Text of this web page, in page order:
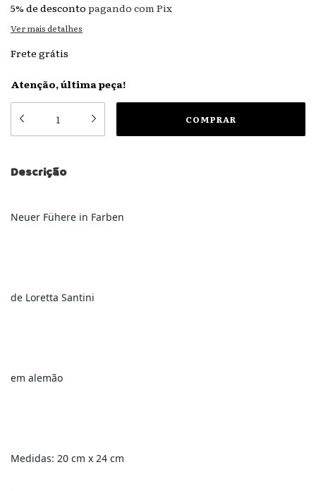
5% de desconto pagando com Pix
Ver mais detalhes
Frete grátis
Atenção, última peça!
Descrição
Neuer Fühere in Farben
de Loretta Santini
em alemão
Medidas: 20 cm x 24 cm